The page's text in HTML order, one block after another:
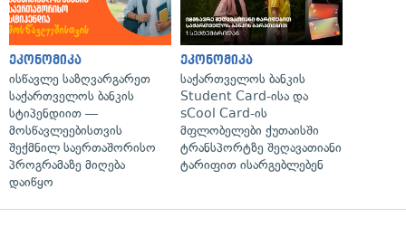
ეკონომიკა
ისწავლე საზღვარგარეთ
საქართველოს ბანკის
სტიპენდიით —
მოსწავლეებისთვის
შექმნილ საერთაშორისო
პროგრამაზე მიღება
დაიწყო
ეკონომიკა
საქართველოს ბანკის
Student Card-ისა და
sCool Card-ის
მფლობელები ქუთაისში
ტრანსპორტზე შეღავათიანი
ტარიფით ისარგებლებენ